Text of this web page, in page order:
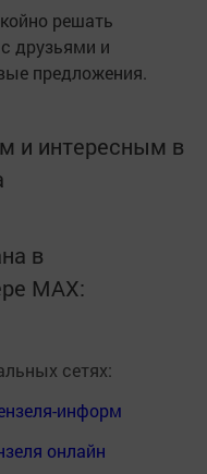
решать
друзьями и
предложения.
и интересным в
в
MАХ:
сетях:
информ
онлайн